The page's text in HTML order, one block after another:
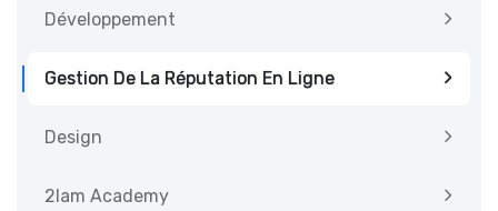
Développement
Gestion De La Réputation En Ligne
Design
2lam Academy